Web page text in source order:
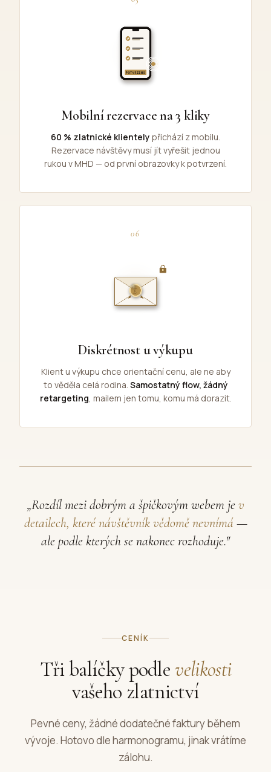
Mobilní rezervace na 3 kliky
60 % zlatnické klientely přichází z mobilu.
Rezervace návštěvy musí jít vyřešit jednou
rukou v MHD — od první obrazovky k potvrzení.
06
Diskrétnost u výkupu
Klient u výkupu chce orientační cenu, ale ne aby
to věděla celá rodina. Samostatný flow, žádný
retargeting , mailem jen tomu, komu má dorazit.
„Rozdíl mezi dobrým a špičkovým webem je v
detailech, které návštěvník vědomě nevnímá—
ale podle kterých se nakonec rozhoduje."
CENÍK
Tři balíčky podle velikosti
vašeho zlatnictví
Pevné ceny, žádné dodatečné faktury během
vývoje. Hotovo dle harmonogramu, jinak vrátíme
zálohu.